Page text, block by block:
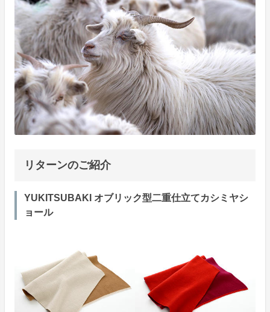
リターンのご紹介
YUKITSUBAKI オブリック型二重仕立てカシミヤシ
ョール